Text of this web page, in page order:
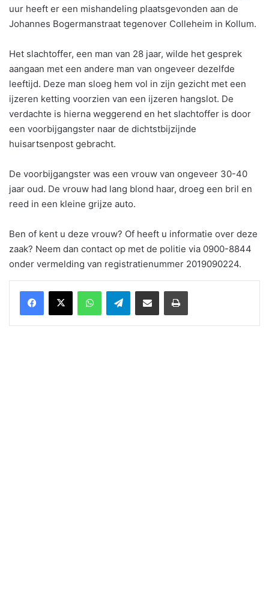
uur heeft er een mishandeling plaatsgevonden aan de
Johannes Bogermanstraat tegenover Colleheim in Kollum.
Het slachtoffer, een man van 28 jaar, wilde het gesprek
aangaan met een andere man van ongeveer dezelfde
leeftijd. Deze man sloeg hem vol in zijn gezicht met een
ijzeren ketting voorzien van een ijzeren hangslot. De
verdachte is hierna weggerend en het slachtoffer is door
een voorbijgangster naar de dichtstbijzijnde
huisartsenpost gebracht.
De voorbijgangster was een vrouw van ongeveer 30-40
jaar oud. De vrouw had lang blond haar, droeg een bril en
reed in een kleine grijze auto.
Ben of kent u deze vrouw? Of heeft u informatie over deze
zaak? Neem dan contact op met de politie via 0900-8844
onder vermelding van registratienummer 2019090224.
WhatsAppTelegramDelen via Email Print